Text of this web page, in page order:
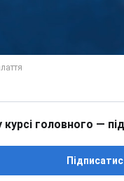
головного —